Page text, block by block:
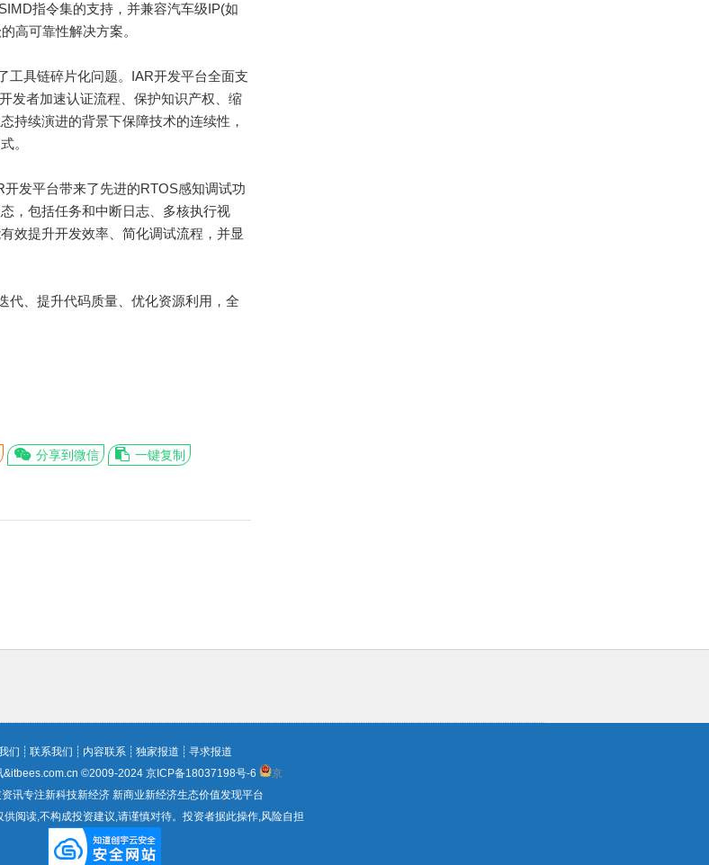
指令集的支持，并兼容汽车级IP(如
高可靠性解决方案。
具链碎片化问题。IAR开发平台全面支
发者加速认证流程、保护知识产权、缩
持续演进的背景下保障技术的连续性，
。
发平台带来了先进的RTOS感知调试功
，包括任务和中断日志、多核执行视
效提升开发效率、简化调试流程，并显
、提升代码质量、优化资源利用，全
分享到微信 一键复制
们 ┊ 联系我们 ┊ 内容联系 ┊ 独家报道 ┊ 寻求报道
&itbees.com.cn ©2009-2024 京ICP备18037198号-6
京
资讯专注新科技新经济 新商业新经济生态价值发现平台
供阅读,不构成投资建议,请谨慎对待。投资者据此操作,风险自担